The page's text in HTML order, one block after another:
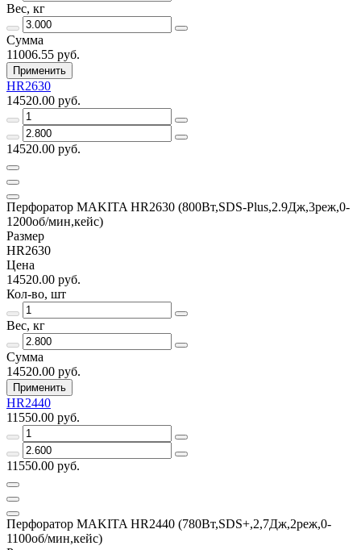
Вес, кг
Сумма
11006.55 руб.
Применить
HR2630
14520.00 руб.
14520.00 руб.
Перфоратор MAKITA HR2630 (800Вт,SDS-Plus,2.9Дж,3реж,0-
1200об/мин,кейс)
Размер
HR2630
Цена
14520.00 руб.
Кол-во, шт
Вес, кг
Сумма
14520.00 руб.
Применить
HR2440
11550.00 руб.
11550.00 руб.
Перфоратор МAKITA HR2440 (780Вт,SDS+,2,7Дж,2реж,0-
1100об/мин,кейс)